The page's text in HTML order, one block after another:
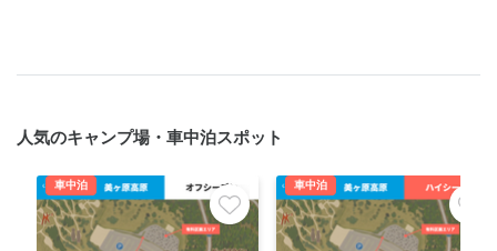
人気のキャンプ場・車中泊スポット
車中泊 車中泊